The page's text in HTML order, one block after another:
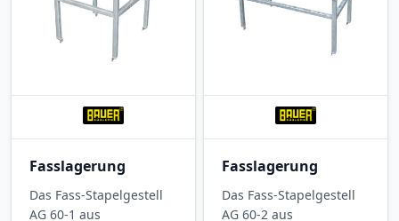
Fasslagerung
Das Fass-Stapelgestell
AG 60-1 aus
Fasslagerung
Das Fass-Stapelgestell
AG 60-2 aus